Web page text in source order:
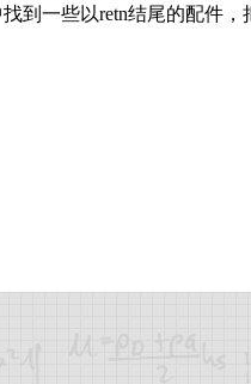
到一些以retn结尾的配件